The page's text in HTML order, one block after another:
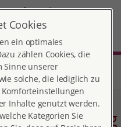
DE
Krefeld
Cookies
ein optimales
zählen Cookies, die
Sinne unserer
solche, die lediglich zu
Inhalte genutzt werden.
Kategorien Sie